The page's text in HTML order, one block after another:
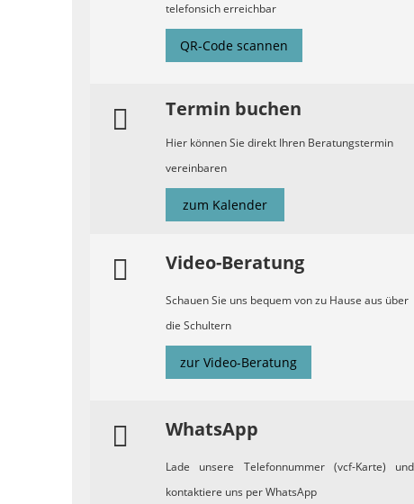
telefonsich erreichbar
QR-Code scannen
Termin buchen
Hier können Sie direkt Ihren Beratungstermin
vereinbaren
zum Kalender
Video-Beratung
Schauen Sie uns bequem von zu Hause aus über
die Schultern
zur Video-Beratung
WhatsApp
Lade unsere Telefonnummer (vcf-Karte) und
kontaktiere uns per WhatsApp